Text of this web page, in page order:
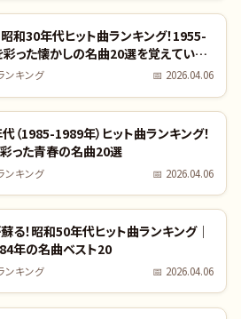
昭和30年代ヒット曲ランキング！1955-
った懐かしの名曲20選を覚えていま
曲リスト付き
ンキング 📅 2026.04.06
（1985-1989年）ヒット曲ランキング！
った青春の名曲20選
ンキング 📅 2026.04.06
る！昭和50年代ヒット曲ランキング｜
年の名曲ベスト20
ンキング 📅 2026.04.06